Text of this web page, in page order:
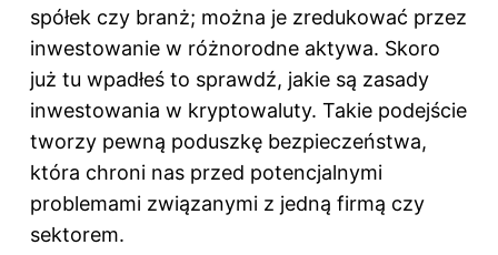
spółek czy branż; można je zredukować przez
inwestowanie w różnorodne aktywa. Skoro
już tu wpadłeś to sprawdź, jakie są zasady
inwestowania w kryptowaluty. Takie podejście
tworzy pewną poduszkę bezpieczeństwa,
która chroni nas przed potencjalnymi
problemami związanymi z jedną firmą czy
sektorem.